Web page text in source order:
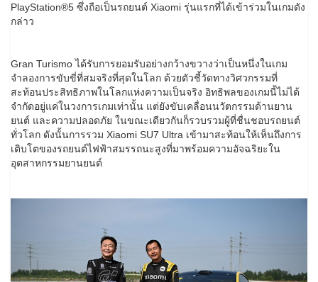
PlayStation®5 ซึ่งถือเป็นรถยนต์ Xiaomi รุ่นแรกที่ได้เข้าร่วมในเกมดัง
กล่าว
Gran Turismo ได้รับการยอมรับอย่างกว้างขวางว่าเป็นหนึ่งในเกม
จำลองการขับขี่ที่สมจริงที่สุดในโลก ด้วยตัวชี้วัดทางวิศวกรรมที่
สะท้อนประสิทธิภาพในโลกแห่งความเป็นจริง อิทธิพลของเกมนี้ไม่ได้
จำกัดอยู่แค่ในวงการเกมเท่านั้น แต่ยังขับเคลื่อนนวัตกรรมด้านยาน
ยนต์ และความปลอดภัย ในขณะเดียวกันก็รวบรวมผู้ที่ชื่นชอบรถยนต์
ทั่วโลก ดังนั้นการรวม Xiaomi SU7 Ultra เข้ามาสะท้อนให้เห็นถึงการ
เติบโตของรถยนต์ไฟฟ้าสมรรถนะสูงที่มาพร้อมความอัจฉริยะใน
อุตสาหกรรมยานยนต์